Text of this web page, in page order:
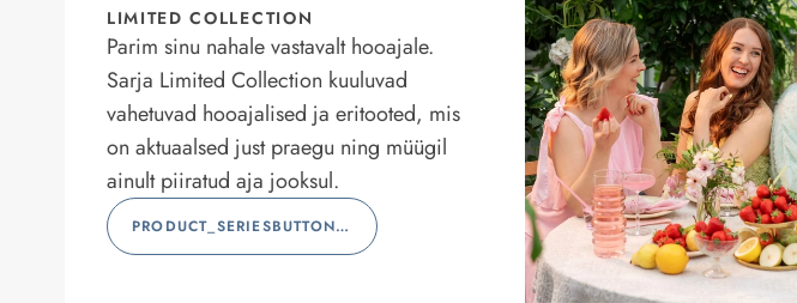
LIMITED COLLECTION
Parim sinu nahale vastavalt hooajale.
Sarja Limited Collection kuuluvad
vahetuvad hooajalised ja eritooted, mis
on aktuaalsed just praegu ning müügil
ainult piiratud aja jooksul.
PRODUCT_SERIESBUTTONLABEL